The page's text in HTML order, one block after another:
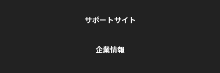
サポートサイト
企業情報